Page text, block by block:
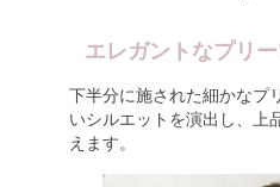
エレガントなプリ
下半分に施された細かなプ
いシルエットを演出し、上
えます。